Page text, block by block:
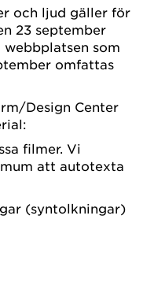
och ljud gäller för
23 september
som
omfattas
Design Center
filmer. Vi
att autotexta
(syntolkningar)